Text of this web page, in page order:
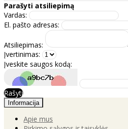
Parašyti atsiliepimą
Vardas:
El. pašto adresas:
Atsiliepimas:
Įvertinimas:
Įveskite saugos kodą:
Rašyti
Informacija
Apie mus